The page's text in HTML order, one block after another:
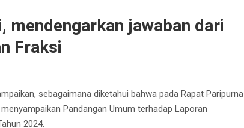
mendengarkan jawaban dari
Fraksi
sebagaimana diketahui bahwa pada Rapat Paripurna
Pandangan Umum terhadap Laporan
2024.